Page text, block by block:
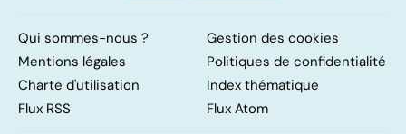
Qui sommes-nous ?
Gestion des cookies
Mentions légales
Politiques de confidentialité
Charte d'utilisation
Index thématique
Flux RSS
Flux Atom